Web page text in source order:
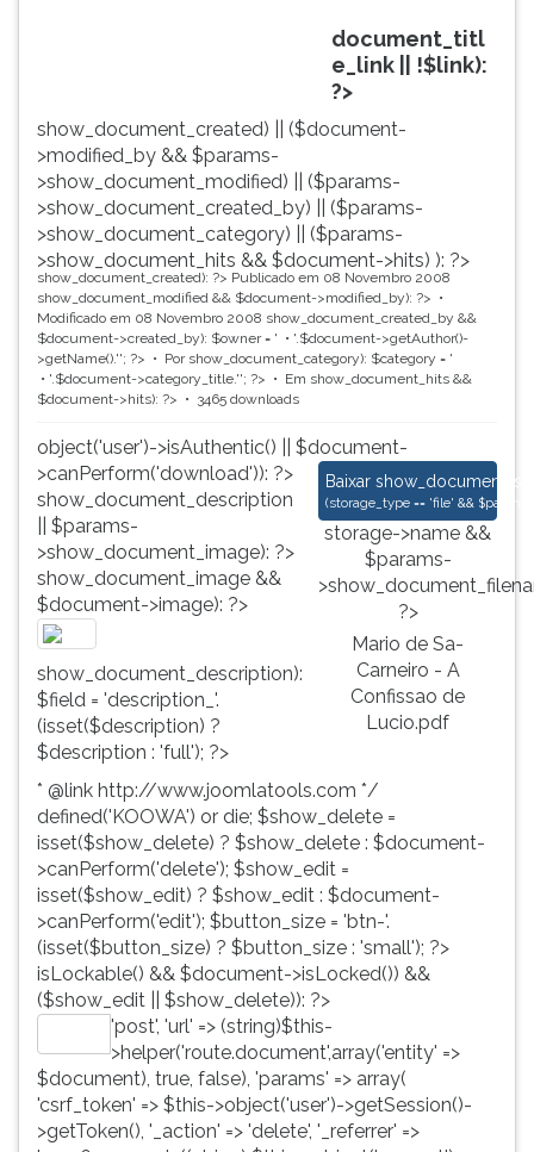
document_titl
e_link || !$link):
?>
show_document_created) || ($document-
>modified_by && $params-
>show_document_modified) || ($params-
>show_document_created_by) || ($params-
>show_document_category) || ($params-
>show_document_hits && $document->hits) ): ?>
show_document_created): ?> Publicado em 08 Novembro 2008
show_document_modified && $document->modified_by): ?>
Modificado em 08 Novembro 2008 show_document_created_by &&
$document->created_by): $owner = '
'.$document->getAuthor()-
>getName().''; ?> Por show_document_category): $category = '
'.$document->category_title.''; ?> Em show_document_hits &&
$document->hits): ?>
3465 downloads
object('user')->isAuthentic() || $document-
>canPerform('download')): ?>
Baixar Mario de Sa-
(storage_type == 'file' &&
storage->name &&
$params-
?>
Mario de Sa-
Carneiro - A
Confissao de
Lucio.pdf
show_document_description
|| $params-
>show_document_image): ?>
show_document_image &&
$document->image): ?>
show_document_description):
$field = 'description_'.
(isset($description) ?
$description : 'full'); ?>
* @link http://www.joomlatools.com */
defined('KOOWA') or die; $show_delete =
isset($show_delete) ? $show_delete : $document-
>canPerform('delete'); $show_edit =
isset($show_edit) ? $show_edit : $document-
>canPerform('edit'); $button_size = 'btn-'.
(isset($button_size) ? $button_size : 'small'); ?>
isLockable() && $document->isLocked()) &&
($show_edit || $show_delete)): ?>
'post', 'url' => (string)$this-
>helper('route.document',array('entity' =>
$document), true, false), 'params' => array(
'csrf_token' => $this->object('user')->getSession()-
>getToken(), '_action' => 'delete', '_referrer' =>